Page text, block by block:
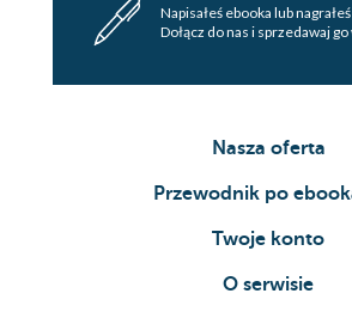
Napisałeś ebooka lub
Dołącz do nas i sprzedawaj
Nasza oferta
Przewodnik po
Twoje konto
O serwisie